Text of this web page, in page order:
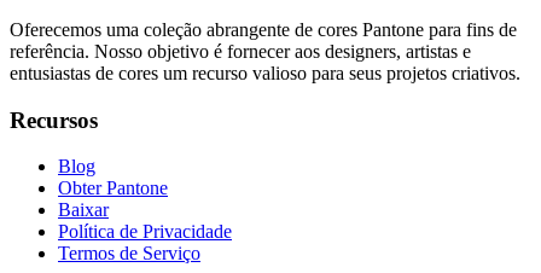
Oferecemos uma coleção abrangente de cores Pantone para fins de
referência. Nosso objetivo é fornecer aos designers, artistas e
entusiastas de cores um recurso valioso para seus projetos criativos.
Recursos
Blog
Obter Pantone
Baixar
Política de Privacidade
Termos de Serviço